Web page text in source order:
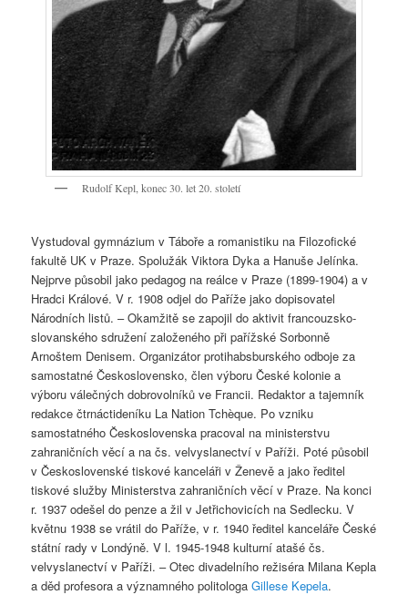
Rudolf Kepl, konec 30. let 20. století
Vystudoval gymnázium v Táboře a romanistiku na Filozofické
fakultě UK v Praze. Spolužák Viktora Dyka a Hanuše Jelínka.
Nejprve působil jako pedagog na reálce v Praze (1899-1904) a v
Hradci Králové. V r. 1908 odjel do Paříže jako dopisovatel
Národních listů. – Okamžitě se zapojil do aktivit francouzsko-
slovanského sdružení založeného při pařížské Sorbonně
Arnoštem Denisem. Organizátor protihabsburského odboje za
samostatné Československo, člen výboru České kolonie a
výboru válečných dobrovolníků ve Francii. Redaktor a tajemník
redakce čtrnáctideníku La Nation Tchèque. Po vzniku
samostatného Československa pracoval na ministerstvu
zahraničních věcí a na čs. velvyslanectví v Paříži. Poté působil
v Československé tiskové kanceláři v Ženevě a jako ředitel
tiskové služby Ministerstva zahraničních věcí v Praze. Na konci
r. 1937 odešel do penze a žil v Jetřichovicích na Sedlecku. V
květnu 1938 se vrátil do Paříže, v r. 1940 ředitel kanceláře České
státní rady v Londýně. V l. 1945-1948 kulturní atašé čs.
velvyslanectví v Paříži. – Otec divadelního režiséra Milana Kepla
a děd profesora a významného politologaGillese Kepela.